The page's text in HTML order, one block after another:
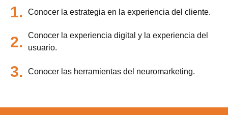
1. Conocer la estrategia en la experiencia del cliente.
2.
Conocer la experiencia digital y la experiencia del
usuario.
3. Conocer las herramientas del neuromarketing.